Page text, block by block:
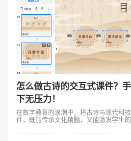
怎么做古诗的交互式课件？
下无压力！
在数字教育的浪潮中，将古诗与现代科
件，既能传承文化精髓，又能激发学生